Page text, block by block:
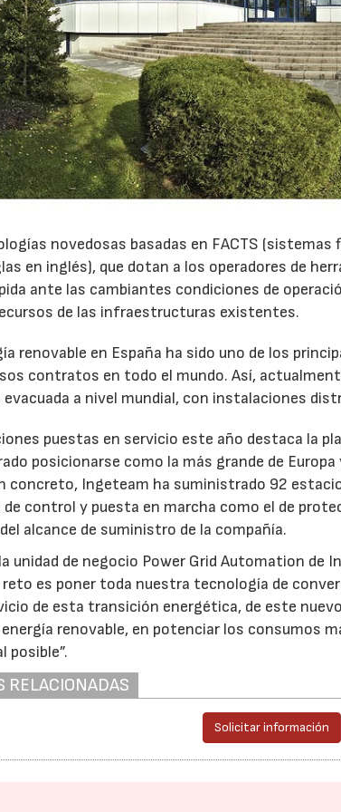
novedosas basadas en FACTS (sistemas
en inglés), que dotan a los operadores de
ante las cambiantes condiciones de
de las infraestructuras existentes.
renovable en España ha sido uno de los
contratos en todo el mundo. Así,
evacuada a nivel mundial, con instalaciones
puestas en servicio este año destaca la
posicionarse como la más grande de
concreto, Ingeteam ha suministrado 92
control y puesta en marcha como el de
alcance de suministro de la compañía.
unidad de negocio Power Grid Automation de
es poner toda nuestra tecnología de
de esta transición energética, de este
renovable, en potenciar los consumos
posible”.
RELACIONADAS
Solicitar información
23/07/2026